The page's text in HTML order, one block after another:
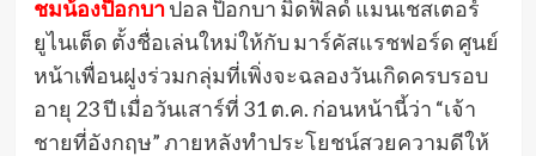
ชมน้องป็อกบาปอล ป็อกบา มิดฟิลด์ แมนเชสเตอร์
ยูไนเต็ด ตั้งชื่อเล่นใหม่ให้กับ มาร์คัสแรชฟอร์ด ศูนย์
หน้าเพื่อนฝูงร่วมกลุ่มที่เพิ่งจะฉลองวันเกิดครบรอบ
อายุ 23 ปี เมื่อวันเสาร์ที่ 31 ต.ค. ก่อนหน้านี้ว่า “เจ้า
ชายที่อังกฤษ” ภายหลังทำประโยชน์สวยความดีให้